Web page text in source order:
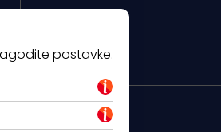
postavke.